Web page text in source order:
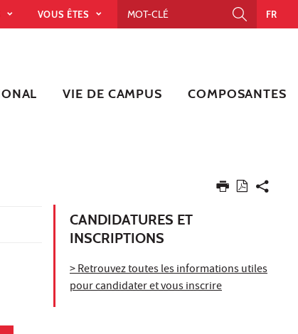
VOUS ÊTES FR
VIE DE CAMPUS COMPOSANTES
CANDIDATURES ET
INSCRIPTIONS
> Retrouvez toutes les informations utiles
pour candidater et vous inscrire